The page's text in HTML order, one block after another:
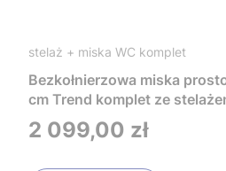
stelaż + miska WC komplet
Bezkołnierzowa miska
cm Trend komplet ze
Tece i czarnym przyciskiem
TR2216+Tece
Cena
2 099,00 zł